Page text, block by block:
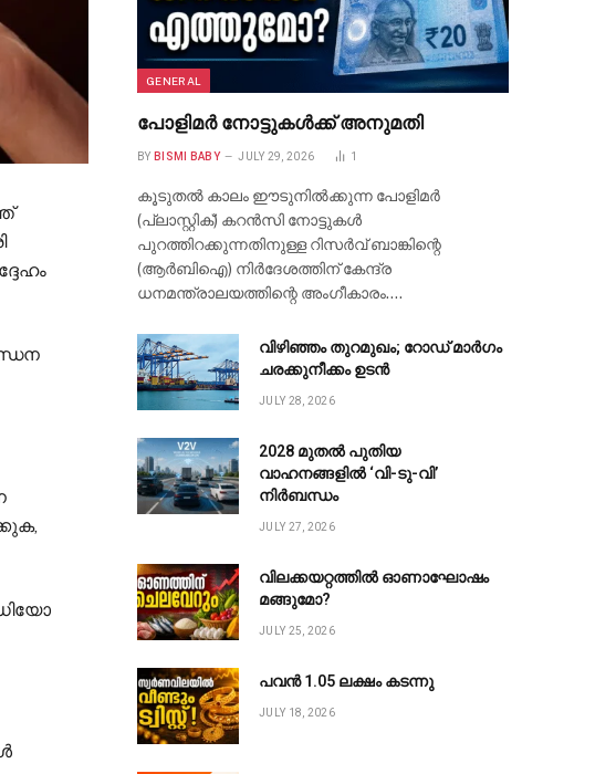
GENERAL
പോളിമർ നോട്ടുകൾക്ക് അനുമതി
BY BISMI BABY JULY 29, 2026 1
കൂടുതൽ കാലം ഈടുനിൽക്കുന്ന പോളിമർ
(പ്ലാസ്റ്റിക്) കറൻസി നോട്ടുകൾ
പുറത്തിറക്കുന്നതിനുള്ള റിസർവ് ബാങ്കിന്റെ
(ആർബിഐ) നിർദേശത്തിന് കേന്ദ്ര
ധനമന്ത്രാലയത്തിന്റെ അംഗീകാരം.…
വിഴിഞ്ഞം തുറമുഖം; റോഡ് മാർഗം
ചരക്കുനീക്കം ഉടൻ
JULY 28, 2026
2028 മുതൽ പുതിയ
വാഹനങ്ങളിൽ ‘വി-ടു-വി’
നിർബന്ധം
JULY 27, 2026
വിലക്കയറ്റത്തിൽ ഓണാഘോഷം
മങ്ങുമോ?
JULY 25, 2026
പവൻ ₹1.05 ലക്ഷം കടന്നു
JULY 18, 2026